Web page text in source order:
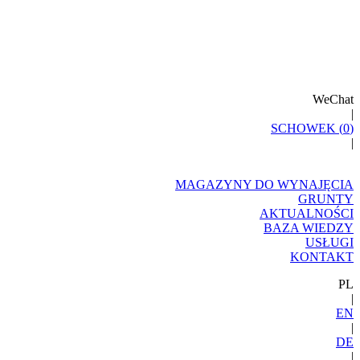
WeChat
|
SCHOWEK (0)
|
MAGAZYNY DO WYNAJĘCIA
GRUNTY
AKTUALNOŚCI
BAZA WIEDZY
USŁUGI
KONTAKT
PL
|
EN
|
DE
|